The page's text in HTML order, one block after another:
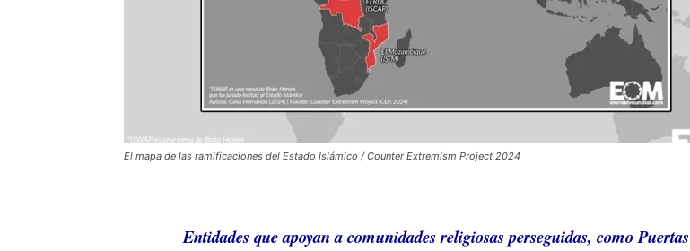
El mapa de las ramificaciones del Estado Islámico / Counter Extremism Project 2024
Entidades que apoyan a comunidades religiosas perseguidas, como Puertas